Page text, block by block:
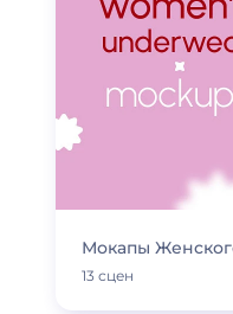
Мокапы
13 сцен